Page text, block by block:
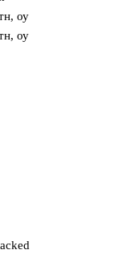
оу
оу